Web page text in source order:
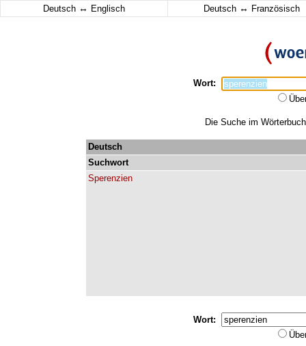
Deutsch ↔ Englisch Deutsch ↔ Französisch
Wort:
Die Suche im
Deutsch
Suchwort
Sperenzien
Wort: